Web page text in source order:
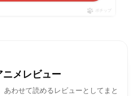
ポチップ
ニメレビュー
あわせて読めるレビューとしてまと